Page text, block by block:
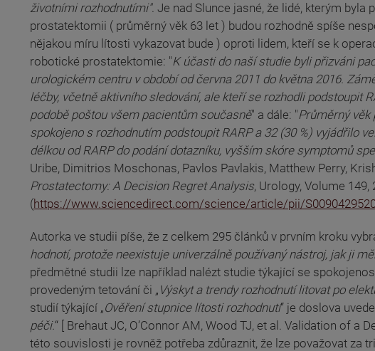
životními rozhodnutími". Je nad Slunce jasné, že lidé, kterým
prostatektomii ( průměrný věk 63 let ) budou rozhodně spíše
nějakou míru lítosti vykazovat bude ) oproti lidem, kteří se k
robotické prostatektomie: "K účasti do naší studie byli přizváni
urologickém centru v období od června 2011 do května 2016.
léčby, včetně aktivního sledování, ale kteří se rozhodli podstoupit
podobě poštou všem pacientům současně" a dále: "Průměrný věk
spokojeno s rozhodnutím podstoupit RARP a 32 (30 %) vyjádřilo
délkou od RARP do podání dotazníku, vyšším skóre symptomů
Uribe, Dimitrios Moschonas, Pavlos Pavlakis, Matthew Perry,
Prostatectomy: A Decision Regret Analysis, Urology, Volume 149,
(odkaz je externí)
(https://www.sciencedirect.com/science/article/pii/
(odkaz je externí)
Autorka ve studii píše, že z celkem 295 článků v prvním kroku
hodnotí, protože neexistuje univerzálně používaný nástroj, jak ji
předmětné studii lze například nalézt studie týkající se
provedeným tetování či „ Výskyt a trendy rozhodnutí litovat po
studií týkající „Ověření stupnice lítosti rozhodnutí“ je doslova
péči.“ [ Brehaut JC, O’Connor AM, Wood TJ, et al. Validation of
(odkaz je externí)
této souvislosti je rovněž potřeba zdůraznit, že lze považovat za